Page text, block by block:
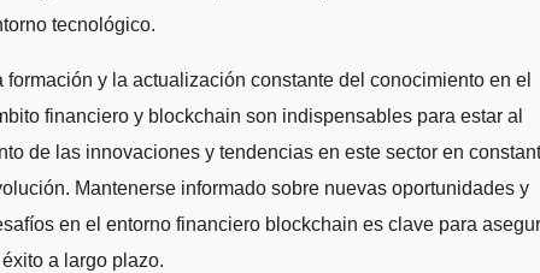
tecnológico.
formación y la actualización constante del conocimiento en el
financiero y blockchain son indispensables para estar al
de las innovaciones y tendencias en este sector en
Mantenerse informado sobre nuevas oportunidades y
en el entorno financiero blockchain es clave para
a largo plazo.